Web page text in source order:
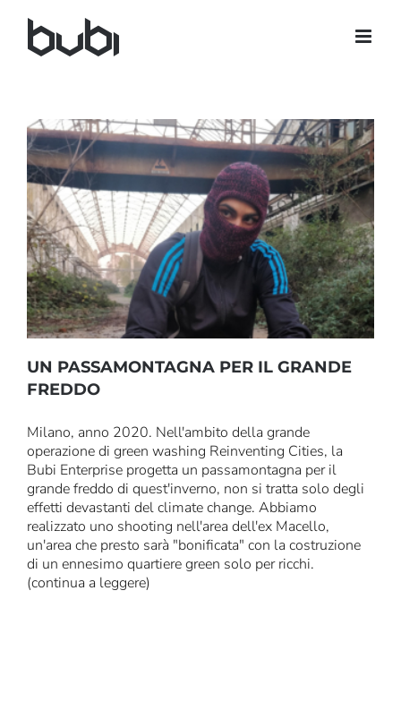
contenuto
UN PASSAMONTAGNA PER IL GRANDE
FREDDO
Milano, anno 2020. Nell'ambito della grande
operazione di green washing Reinventing Cities, la
Bubi Enterprise progetta un passamontagna per il
grande freddo di quest'inverno, non si tratta solo degli
effetti devastanti del climate change. Abbiamo
realizzato uno shooting nell'area dell'ex Macello,
un'area che presto sarà "bonificata" con la costruzione
di un ennesimo quartiere green solo per ricchi.
(continua a leggere)